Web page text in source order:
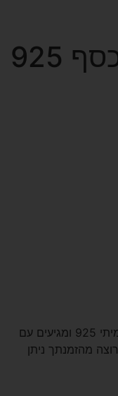
כל התכשיטים מיוצרים בישראל מכסף אמיתי 925 ומגיעים עם
מהזמנתך ניתן